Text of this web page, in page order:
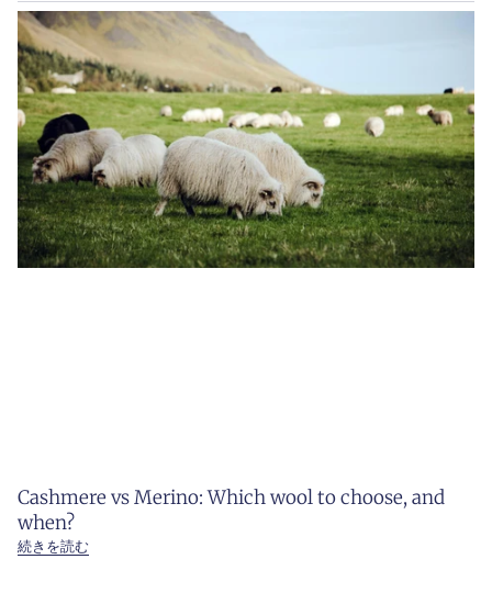
Cashmere vs Merino: Which wool to choose, and
when?
続きを読む